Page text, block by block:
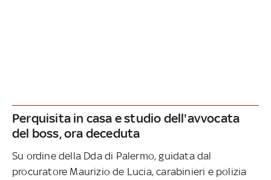
Perquisita in casa e studio dell'avvocata
del boss, ora deceduta
Su ordine della Dda di Palermo, guidata dal
procuratore Maurizio de Lucia, carabinieri e polizia